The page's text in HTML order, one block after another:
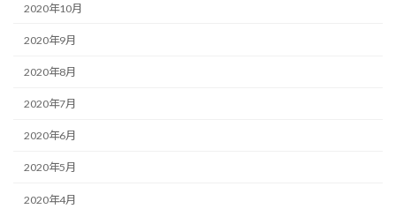
2020年10月
2020年9月
2020年8月
2020年7月
2020年6月
2020年5月
2020年4月